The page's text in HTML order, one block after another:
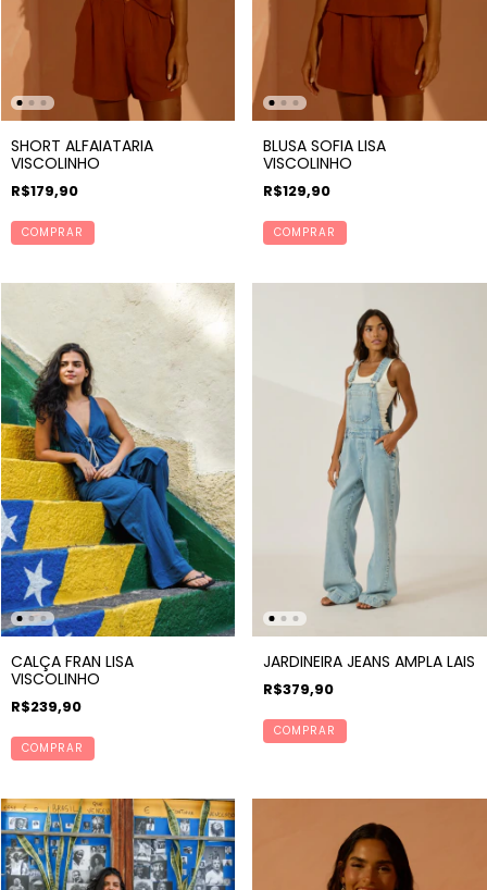
SHORT ALFAIATARIA
VISCOLINHO
R$179,90
COMPRAR
BLUSA SOFIA LISA
VISCOLINHO
R$129,90
COMPRAR
CALÇA FRAN LISA
VISCOLINHO
R$239,90
COMPRAR
JARDINEIRA JEANS AMPLA LAIS
R$379,90
COMPRAR